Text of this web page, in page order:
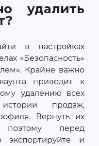
удалить
в настройках
«Безопасность»
Крайне важно
приводит к
удалению всех
продаж,
Вернуть их
поэтому перед
экспортируйте и